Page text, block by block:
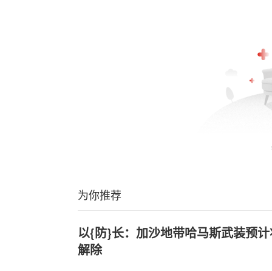
为你推荐
以{防}长：加沙地带哈马斯武装预
解除